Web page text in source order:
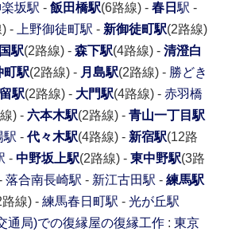
坂駅 -飯田橋駅(6路線) -春日駅 -
- 上野御徒町駅 - 新御徒町駅(2路線)
駅(2路線) -森下駅(4路線) -清澄白
町駅(2路線) - 月島駅(2路線) - 勝どき
駅(2路線) - 大門駅(4路線) -赤羽橋
) -六本木駅(2路線) -青山一丁目駅
駅 -代々木駅(4路線) - 新宿駅(12路
-中野坂上駅(2路線) -東中野駅(3路
落合南長崎駅 - 新江古田駅 -練馬駅
路線) -練馬春日町駅 -光が丘駅
通局)での復縁屋の復縁工作 :東京